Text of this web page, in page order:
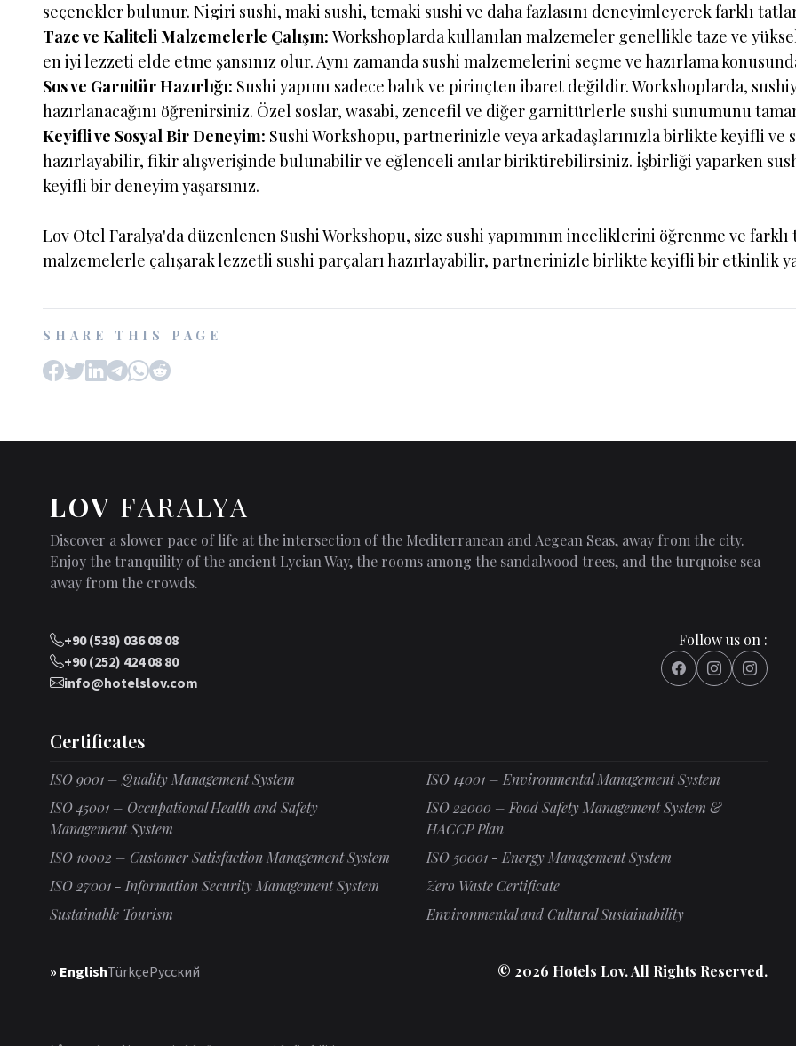
seçenekler bulunur. Nigiri sushi, maki sushi, temaki sushi ve daha fazlasını deneyimleyerek farklı
Taze ve Kaliteli Malzemelerle Çalışın: Workshoplarda kullanılan malzemeler genellikle taze ve
en iyi lezzeti elde etme şansınız olur. Aynı zamanda sushi malzemelerini seçme ve hazırlama
Sos ve Garnitür Hazırlığı: Sushi yapımı sadece balık ve pirinçten ibaret değildir. Workshoplarda,
hazırlanacağını öğrenirsiniz. Özel soslar, wasabi, zencefil ve diğer garnitürlerle sushi sunumunu
Keyifli ve Sosyal Bir Deneyim: Sushi Workshopu, partnerinizle veya arkadaşlarınızla birlikte keyifli ve
hazırlayabilir, fikir alışverişinde bulunabilir ve eğlenceli anılar biriktirebilirsiniz. İşbirliği yaparken
keyifli bir deneyim yaşarsınız.
Lov Otel Faralya'da düzenlenen Sushi Workshopu, size sushi yapımının inceliklerini öğrenme ve
malzemelerle çalışarak lezzetli sushi parçaları hazırlayabilir, partnerinizle birlikte keyifli bir etkinlik
SHARE THIS PAGE
LOV FARALYA
Discover a slower pace of life at the intersection of the Mediterranean and Aegean Seas, away from the city.
Enjoy the tranquility of the ancient Lycian Way, the rooms among the sandalwood trees, and the turquoise sea
away from the crowds.
+90 (538) 036 08 08
+90 (252) 424 08 80
info@hotelslov.com
Follow us on :
Certificates
ISO 9001 – Quality Management System
ISO 14001 – Environmental Management System
ISO 45001 – Occupational Health and Safety
Management System
ISO 22000 – Food Safety Management System &
HACCP Plan
ISO 10002 – Customer Satisfaction Management System
ISO 50001 - Energy Management System
ISO 27001 - Information Security Management System
Zero Waste Certificate
Sustainable Tourism
Environmental and Cultural Sustainability
» EnglishTürkçeРусский © 2026 Hotels Lov. All Rights Reserved.